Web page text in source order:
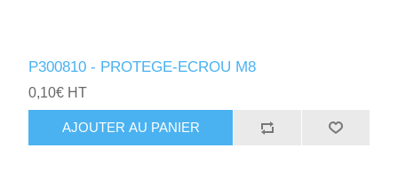
P300810 - PROTEGE-ECROU M8
0,10€ HT
AJOUTER AU PANIER